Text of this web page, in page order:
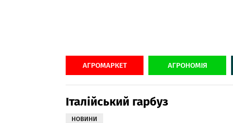
АГРОМАРКЕТ АГРОНОМІЯ
Італійський гарбуз
НОВИНИ